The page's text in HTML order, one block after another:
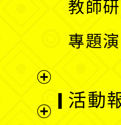
教師
專題
活動